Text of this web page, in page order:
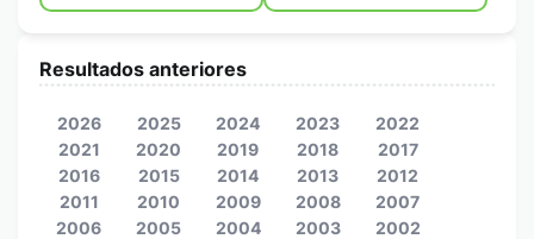
Resultados anteriores
2026 2025 2024 2023
2022
2021
2020 2019 2018
2017
2016
2015 2014 2013
2012
2011
2010 2009 2008
2007
2006
2005 2004 2003
2002